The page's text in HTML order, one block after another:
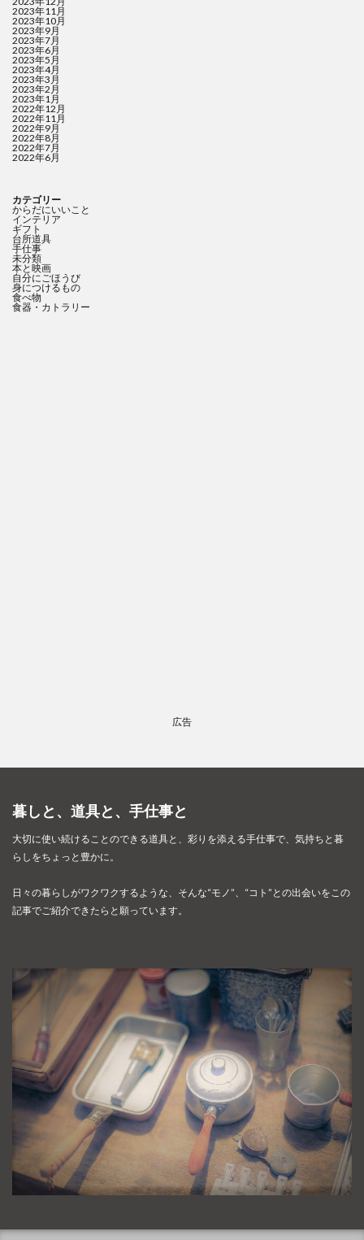
2023年11月
2023年10月
2023年9月
2023年7月
2023年6月
2023年5月
2023年4月
2023年3月
2023年2月
2023年1月
2022年12月
2022年11月
2022年9月
2022年8月
2022年7月
2022年6月
カテゴリー
からだにいいこと
インテリア
ギフト
台所道具
手仕事
未分類
本と映画
自分にごほうび
身につけるもの
食べ物
食器・カトラリー
広告
暮しと、道具と、手仕事と
大切に使い続けることのできる道具と、彩りを添える手仕事で、 気持ちと暮
らしをちょっと豊かに。
日々の暮らしがワクワクするような、そんな“モノ”、“コト”との出会いを この
記事でご紹介できたらと願っています。